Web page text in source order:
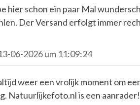
hier schon ein paar Mal
Der Versand erfolgt immer
06-2026 um 11:09:24
weer een vrolijk moment om
Natuurlijkefoto.nl is een aanrader!